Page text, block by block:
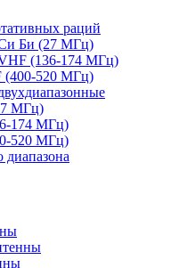
раций
Би (27 МГц)
(136-174 МГц)
(400-520 МГц)
МГц)
174 МГц)
520 МГц)